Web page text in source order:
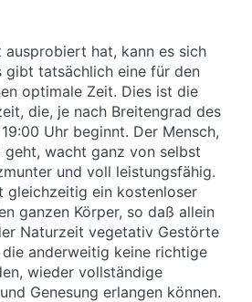
ausprobiert hat, kann es sich
gibt tatsächlich eine für den
optimale Zeit. Dies ist die
die, je nach Breitengrad des
Uhr beginnt. Der Mensch,
wacht ganz von selbst
und voll leistungsfähig.
gleichzeitig ein kostenloser
ganzen Körper, so daß allein
Naturzeit vegetativ Gestörte
anderweitig keine richtige
wieder vollständige
Genesung erlangen können.